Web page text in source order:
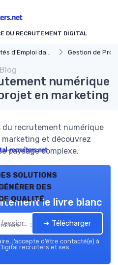
DU RECRUTEMENT DIGITAL
dans le Digital Gestion de Projet et
Blog
numérique
en marketing
du recrutement numérique
et découvrez
paysage complexe.
solutions
des
qualité
— 2026
le livre blanc
➔ Télécharger
j’accepte d’être contacté(e) à
recruiters et ses